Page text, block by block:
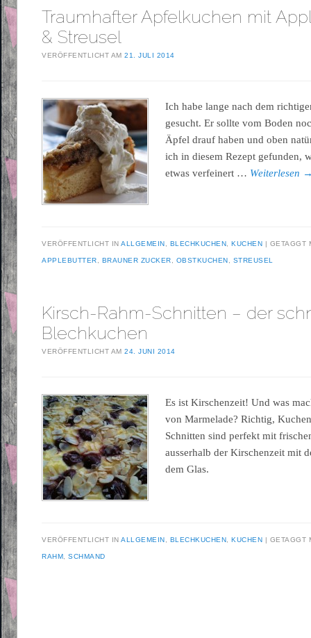
Traumhafter Apfelkuchen mit
& Streusel
VERÖFFENTLICHT AM21. JULI 2014
Ich habe lange nach dem
gesucht. Er sollte vom Boden
Äpfel drauf haben und oben
ich in diesem Rezept gefunden,
etwas verfeinert … Weiterlesen
VERÖFFENTLICHT INALLGEMEIN, BLECHKUCHEN,KUCHEN GETAGGT
APPLEBUTTER, BRAUNER ZUCKER, OBSTKUCHEN, STREUSEL
Kirsch-Rahm-Schnitten – der
Blechkuchen
VERÖFFENTLICHT AM24. JUNI 2014
Es ist Kirschenzeit! Und was
von Marmelade? Richtig,
Schnitten sind perfekt mit
ausserhalb der Kirschenzeit mit
dem Glas.
VERÖFFENTLICHT INALLGEMEIN BLECHKUCHEN ,KUCHEN GETAGGT
RAHM ,SCHMAND